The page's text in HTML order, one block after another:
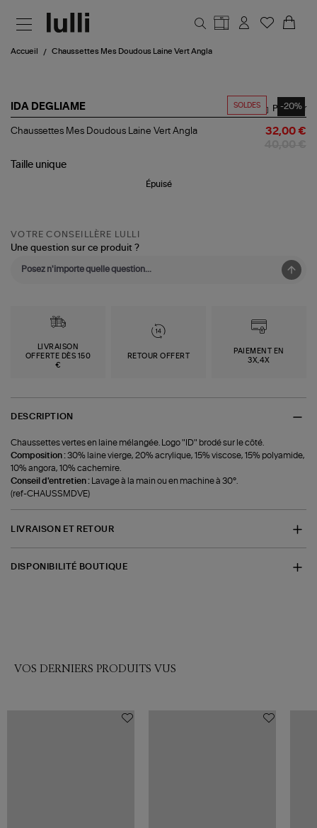
Accueil Chaussettes Mes Doudous Laine Vert Angla
SOLDES -20%
IDA DEGLIAME
Chaussettes
Laine
Partager
Chaussettes Mes Doudous Laine Vert Angla 32,00 €
Taille unique
Épuisé
VOTRE CONSEILLÈRE LULLI
Une question sur ce produit ?
LIVRAISON
OFFERTE DÈS 150
€
RETOUR OFFERT
PAIEMENT EN
3X,4X
DESCRIPTION
Chaussettes vertes en laine mélangée. Logo "ID" brodé sur le côté.
Composition :30% laine vierge, 20% acrylique, 15% viscose, 15% polyamide,
10% angora, 10% cachemire.
Conseil d'entretien :
Lavage à la main ou en machine à 30°.
(ref-CHAUSSMDVE)
LIVRAISON ET RETOUR
DISPONIBILITÉ BOUTIQUE
VOS DERNIERS PRODUITS VUS